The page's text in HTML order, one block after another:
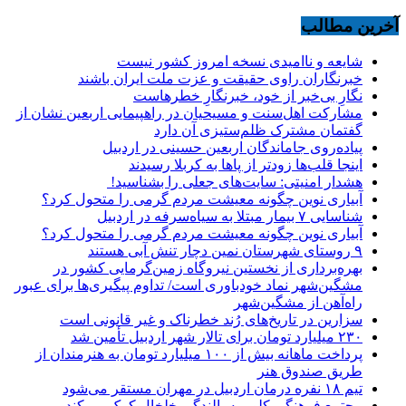
آخرین مطالب
شایعه و ناامیدی نسخه امروز کشور نیست
خبرنگاران راوی حقیقت و عزت ملت ایران باشند
نگارِ بی‌خبر از خود، خبرنگارِ خطرهاست
مشارکت اهل‌سنت و مسیحیان در راهپیمایی اربعین نشان از
گفتمان مشترک ظلم‌ستیزی آن دارد
پیاده‌روی جاماندگان اربعین حسینی در اردبیل
اینجا قلب‌ها زودتر از پاها به کربلا رسیدند
هشدار امنیتی: سایت‌های جعلی را بشناسید!
آبیاری نوین چگونه معیشت مردم گرمی را متحول کرد؟
شناسایی ۷ بیمار مبتلا به سیاه‌سرفه در اردبیل
آبیاری نوین چگونه معیشت مردم گرمی را متحول کرد؟
۹ روستای شهرستان نمین دچار تنش آبی هستند
بهره‌برداری از نخستین نیروگاه زمین‌گرمایی کشور در
مشگین‌شهر نماد خودباوری است/ تداوم پیگیری‌ها برای عبور
راه‌آهن از مشگین‌شهر
سزارین در تاریخ‌های رُند خطرناک و غیر قانونی است
۲۳۰ میلیارد تومان برای تالار شهر اردبیل تأمین شد
پرداخت ماهانه بیش از ۱۰۰ میلیارد تومان به هنرمندان از
طریق صندوق هنر
تیم ۱۸ نفره درمان اردبیل در مهران مستقر می‌شود